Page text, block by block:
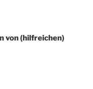
von (hilfreichen)